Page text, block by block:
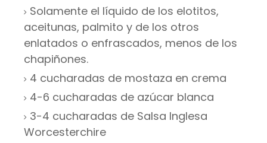
Solamente el líquido de los elotitos,
aceitunas, palmito y de los otros
enlatados o enfrascados, menos de los
chapiñones.
4 cucharadas de mostaza en crema
4-6 cucharadas de azúcar blanca
3-4 cucharadas de Salsa Inglesa
Worcesterchire